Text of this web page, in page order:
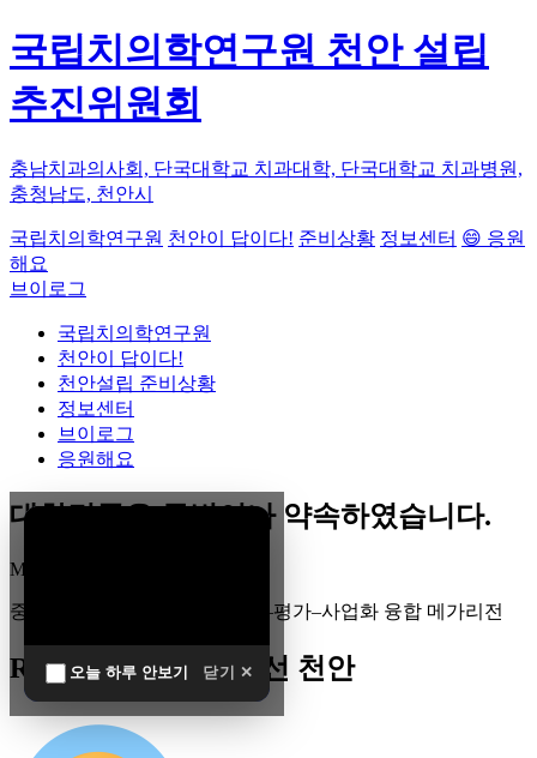
국립치의학연구원 천안 설립
추진위원회
충남치과의사회, 단국대학교 치과대학, 단국대학교 치과병원,
충청남도, 천안시
국립치의학연구원 천안이 답이다! 준비상황 정보센터 😄 응원
해요
브이로그
국립치의학연구원
천안이 답이다!
천안설립 준비상황
정보센터
브이로그
응원해요
오늘 하루 안보기 닫기 ✕
대한민국은 두번이나 약속하였습니다.
MEGA
중부권 전체를 잇는 연구–임상–평가–사업화 융합 메가리전
R&D 남방한계 최전선 천안